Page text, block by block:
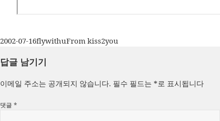
작
일
2002-07-16글
이
flywithu카
From kiss2you
답글 남기기
이메일 주소는 공개되지 않습니다. 필수 필드는 *로 표시됩니다
댓글*